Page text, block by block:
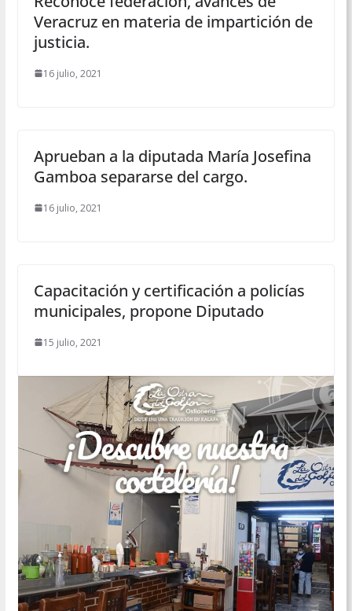
Veracruz en materia de impartición de
justicia.
16 julio, 2021
Aprueban a la diputada María Josefina
Gamboa separarse del cargo.
16 julio, 2021
Capacitación y certificación a policías
municipales, propone Diputado
15 julio, 2021